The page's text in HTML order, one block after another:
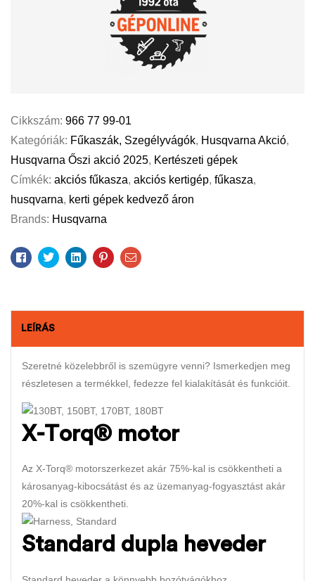
Cikkszám: 966 77 99-01
Kategóriák: Fűkaszák, Szegélyvágók, Husqvarna Akció,
Husqvarna Őszi akció 2025, Kertészeti gépek
Címkék: akciós fűkasza, akciós kertigép, fűkasza,
husqvarna, kerti gépek kedvező áron
Brands: Husqvarna
Facebook
TwitterLinkedinPinterestEmail
LEÍRÁS
Szeretné közelebbről is szemügyre venni? Ismerkedjen meg
részletesen a termékkel, fedezze fel kialakítását és funkcióit.
X-Torq® motor
Az X-Torq® motorszerkezet akár 75%-kal is csökkentheti a
károsanyag-kibocsátást és az üzemanyag-fogyasztást akár
20%-kal is csökkentheti.
Standard dupla heveder